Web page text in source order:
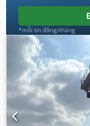
*mỗi tin đăng/tháng